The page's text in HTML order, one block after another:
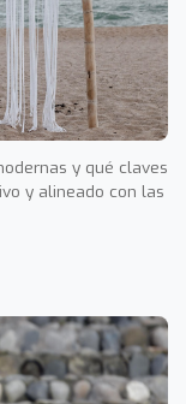
y qué claves
y alineado con las